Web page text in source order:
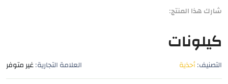
شارك هذا المنتج:
كيلونات
التصنيف: أحذية العلامة التجارية: غير متوفر